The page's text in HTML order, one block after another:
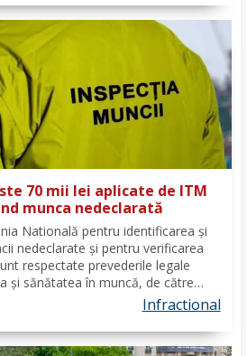
70 mii lei aplicate de ITM
munca nedeclarată
Natională pentru identificarea și
nedeclarate și pentru verificarea
respectate prevederile legale
și sănătatea în muncă, de către
activități în domeniul
- cod CAEN 10....
Infractional